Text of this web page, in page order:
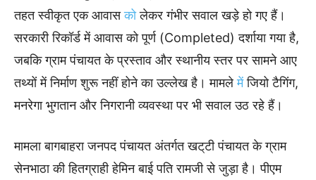
तहत स्वीकृत एक आवासकोलेकर गंभीर सवाल खड़े हो गए हैं।
सरकारी रिकॉर्ड में आवास को पूर्ण (Completed) दर्शाया गया है,
जबकि ग्राम पंचायत के प्रस्ताव और स्थानीय स्तर पर सामने आए
तथ्यों में निर्माण शुरू नहीं होने का उल्लेख है। मामलेमेंजियो टैगिंग,
मनरेगा भुगतान और निगरानी व्यवस्था पर भी सवाल उठ रहे हैं।
मामला बागबाहरा जनपद पंचायत अंतर्गत खट्‌टी पंचायत के ग्राम
सेनभाठा की हितग्राही हेमिन बाई पति रामजी से जुड़ा है। पीएम